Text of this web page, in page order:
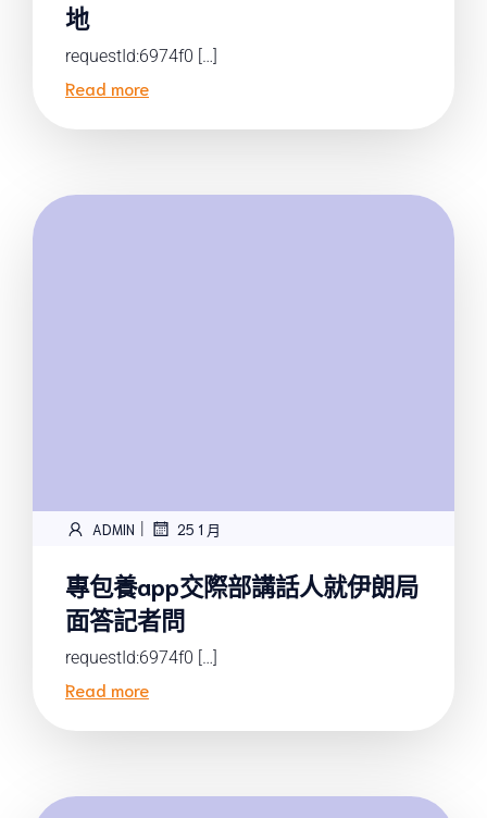
地
requestId:6974f0 […]
Read more
ADMIN | 25 1 月
專包養app交際部講話人就伊朗局
面答記者問
requestId:6974f0 […]
Read more